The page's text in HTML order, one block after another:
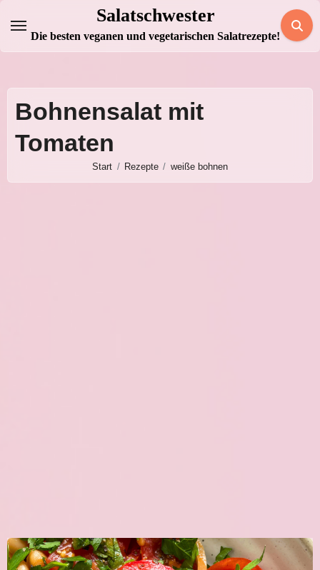
Inhalt
springen
Salatschwester
Die besten veganen und vegetarischen Salatrezepte!
Bohnensalat mit
Tomaten
Start Rezepte weiße bohnen